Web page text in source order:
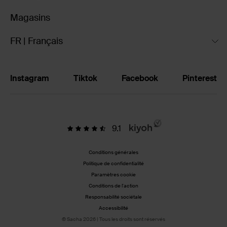
Magasins
FR | Français
Instagram Tiktok Facebook Pinterest
9.1
Conditions générales
Politique de confidentialité
Paramètres cookie
Conditions de l'action
Responsabilité sociétale
Accessibilité
© Sacha 2026 | Tous les droits sont réservés